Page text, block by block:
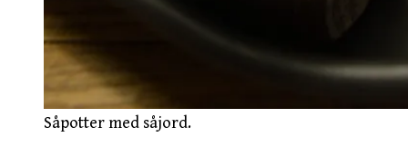
Såpotter med såjord.